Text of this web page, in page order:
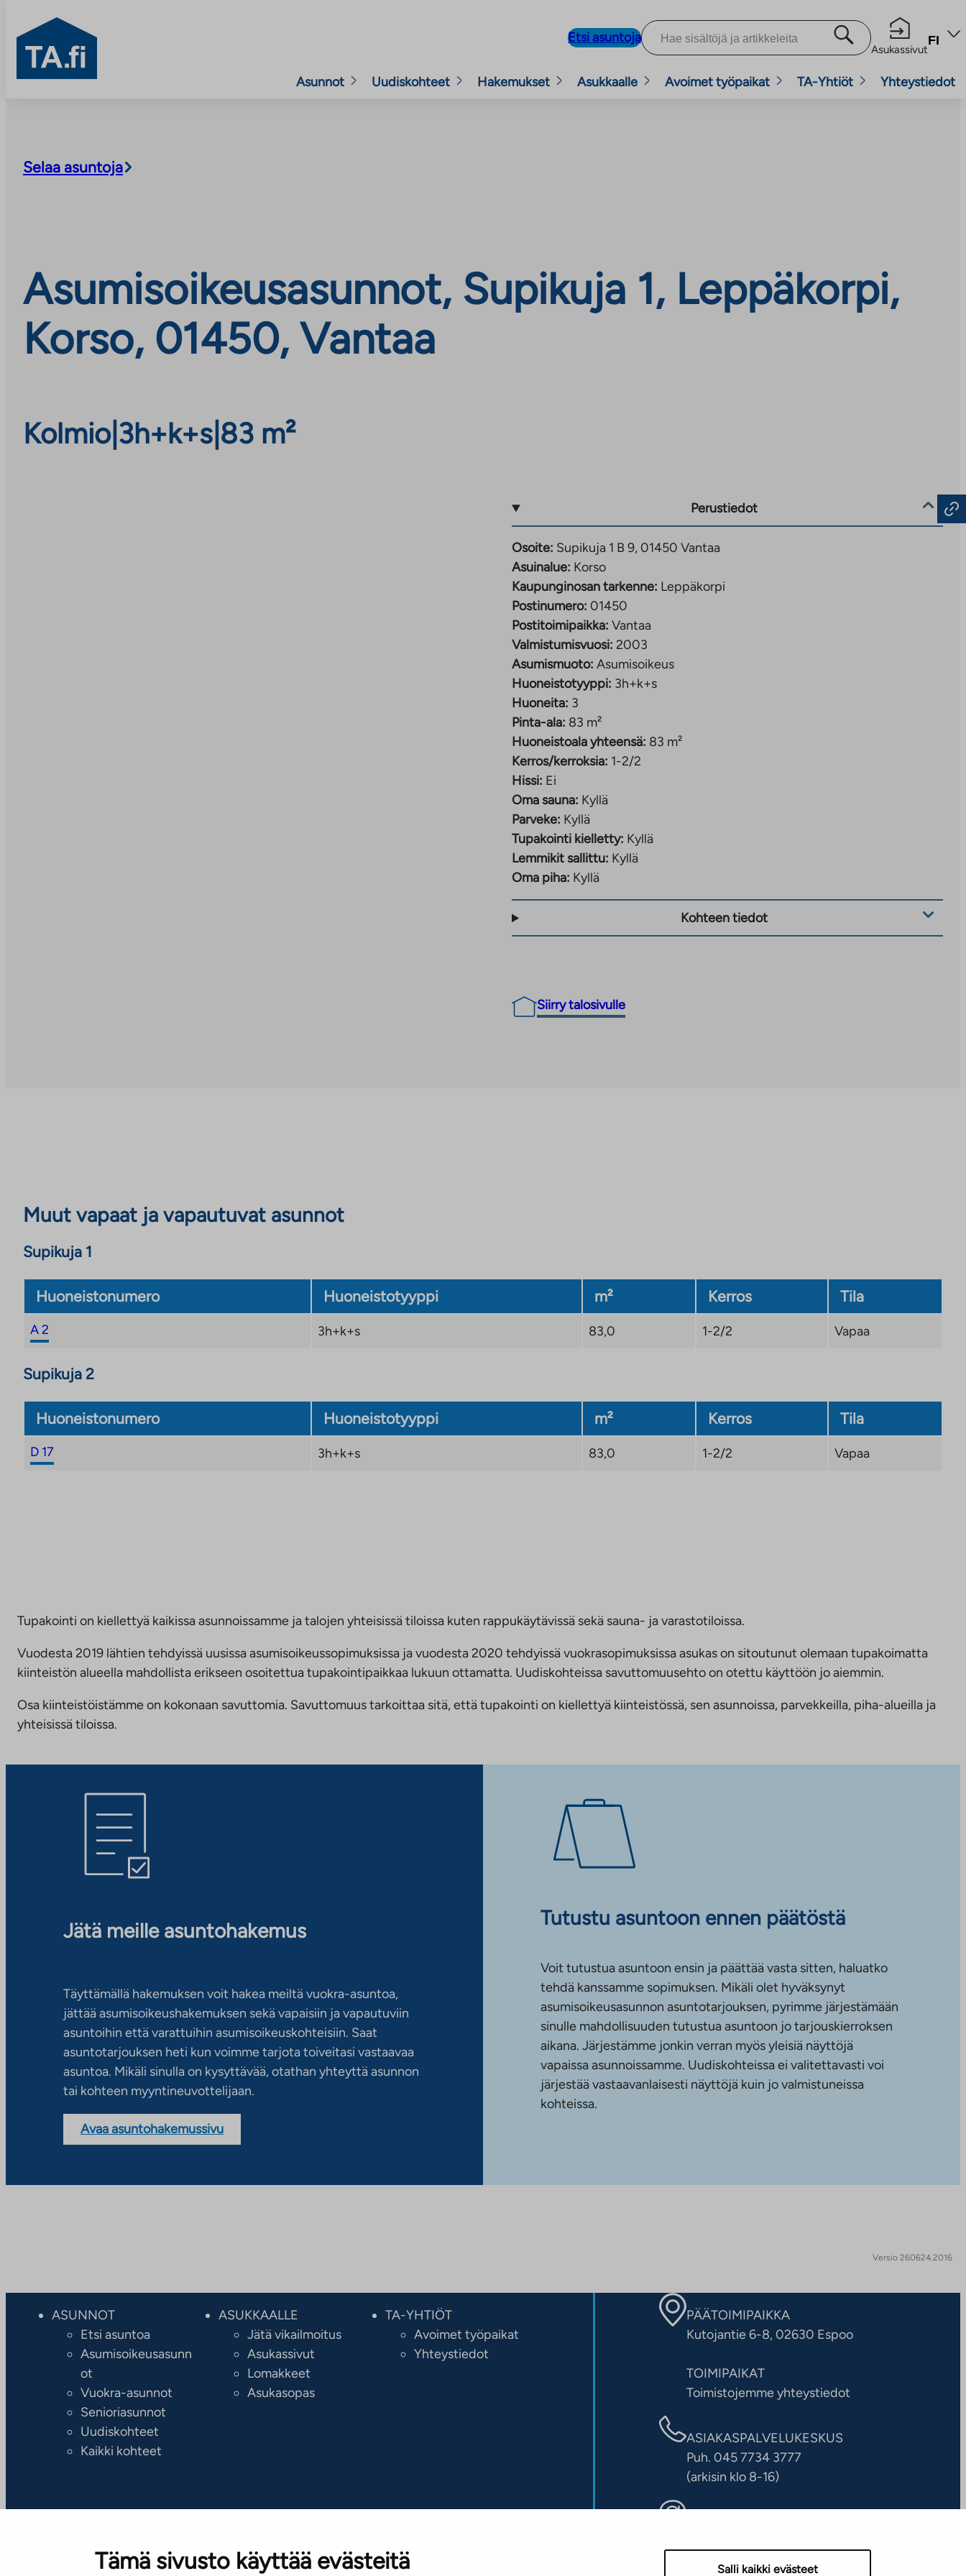
Tämä sivusto käyttää evästeitä Salli kaikki evästeet
TA.fi
Etsi asuntoja
Asukassivut
FI
Asunnot Uudiskohteet Hakemukset Asukkaalle Avoimet työpaikat TA-Yhtiöt Yhteystiedot
Selaa asuntoja
Asumisoikeusasunnot, Supikuja 1, Leppäkorpi,
Korso, 01450, Vantaa
Kolmio| 3h+k+s 83 m²
Perustiedot
Osoite: Supikuja 1 B 9, 01450 Vantaa
Asuinalue: Korso
Kaupunginosan tarkenne: Leppäkorpi
Postinumero: 01450
Postitoimipaikka: Vantaa
Valmistumisvuosi: 2003
Asumismuoto: Asumisoikeus
Huoneistotyyppi: 3h+k+s
Huoneita: 3
Pinta-ala: 83 m²
Huoneistoala yhteensä: 83 m²
Kerros/kerroksia: 1-2/2
Hissi: Ei
Oma sauna: Kyllä
Parveke: Kyllä
Tupakointi kielletty: Kyllä
Lemmikit sallittu: Kyllä
Oma piha: Kyllä
Kohteen tiedot
Siirry talosivulle
Muut vapaat ja vapautuvat asunnot
Supikuja 1
Huoneistonumero Huoneistotyyppi m² Kerros Tila
A 2 3h+k+s 83,0 1-2/2 Vapaa
Supikuja 2
Huoneistonumero Huoneistotyyppi m² Kerros Tila
D 17 3h+k+s 83,0 1-2/2 Vapaa
Tupakointi on kiellettyä kaikissa asunnoissamme ja talojen yhteisissä tiloissa kuten rappukäytävissä sekä sauna- ja varastotiloissa.
Vuodesta 2019 lähtien tehdyissä uusissa asumisoikeussopimuksissa ja vuodesta 2020 tehdyissä vuokrasopimuksissa asukas on sitoutunut olemaan tupakoimatta
kiinteistön alueella mahdollista erikseen osoitettua tupakointipaikkaa lukuun ottamatta. Uudiskohteissa savuttomuusehto on otettu käyttöön jo aiemmin.
Osa kiinteistöistämme on kokonaan savuttomia. Savuttomuus tarkoittaa sitä, että tupakointi on kiellettyä kiinteistössä, sen asunnoissa, parvekkeilla, piha-alueilla ja
yhteisissä tiloissa.
Jätä meille asuntohakemus
Täyttämällä hakemuksen voit hakea meiltä vuokra-asuntoa,
jättää asumisoikeushakemuksen sekä vapaisiin ja vapautuviin
asuntoihin että varattuihin asumisoikeuskohteisiin. Saat
asuntotarjouksen heti kun voimme tarjota toiveitasi vastaavaa
asuntoa. Mikäli sinulla on kysyttävää, otathan yhteyttä asunnon
tai kohteen myyntineuvottelijaan.
Avaa asuntohakemussivu
Tutustu asuntoon ennen päätöstä
Voit tutustua asuntoon ensin ja päättää vasta sitten, haluatko
tehdä kanssamme sopimuksen. Mikäli olet hyväksynyt
asumisoikeusasunnon asuntotarjouksen, pyrimme järjestämään
sinulle mahdollisuuden tutustua asuntoon jo tarjouskierroksen
aikana. Järjestämme jonkin verran myös yleisiä näyttöjä
vapaissa asunnoissamme. Uudiskohteissa ei valitettavasti voi
järjestää vastaavanlaisesti näyttöjä kuin jo valmistuneissa
kohteissa.
Versio 260624.2016
ASUNNOT
Etsi asuntoa
Asumisoikeusasunn
ot
Vuokra-asunnot
Senioriasunnot
Uudiskohteet
Kaikki kohteet
ASUKKAALLE
Jätä vikailmoitus
Asukassivut
Lomakkeet
Asukasopas
TA-YHTIÖT
Avoimet työpaikat
Yhteystiedot
PÄÄTOIMIPAIKKA
Kutojantie 6-8, 02630 Espoo
TOIMIPAIKAT
Toimistojemme yhteystiedot
ASIAKASPALVELUKESKUS
Puh. 045 7734 3777
(arkisin klo 8-16)